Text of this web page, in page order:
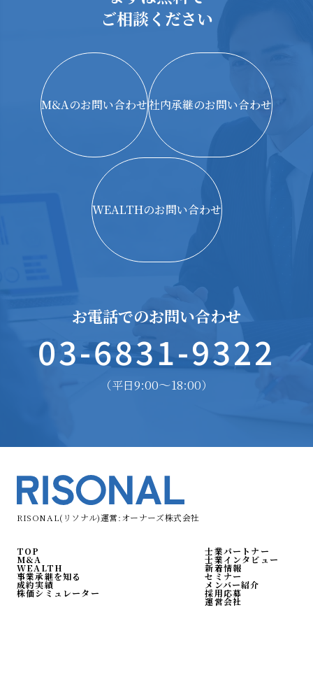
ご相談ください
M&Aのお問い合わせ社内承継のお問い合わせ
WEALTHのお問い合わせ
お電話でのお問い合わせ
03-6831-9322
（平日9:00〜18:00）
RISONAL(リソナル)運営:オーナーズ株式会社
TOP
M&A
WEALTH
事業承継を知る
成約実績
株価シミュレーター
士業パートナー
士業インタビュー
新着情報
セミナー
メンバー紹介
採用応募
運営会社